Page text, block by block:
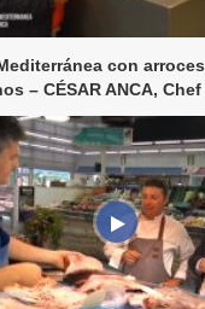
con arroces
– CÉSAR ANCA, Chef